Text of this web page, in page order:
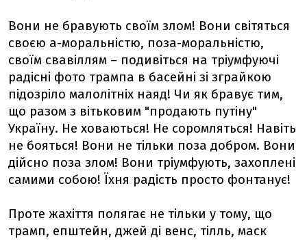
Вони не бравують своїм злом! Вони світяться
своєю а-моральністю, поза-моральністю,
своїм свавіллям – подивіться на тріумфуючі
радісні фото трампа в басейні зі зграйкою
підозріло малолітніх наяд! Чи як бравує тим,
що разом з вітьковим "продають путіну"
Україну. Не ховаються! Не соромляться! Навіть
не бояться! Вони не тільки поза добром. Вони
дійсно поза злом! Вони тріумфують, захоплені
самими собою! Їхня радість просто фонтанує!
Проте жахіття полягає не тільки у тому, що
трамп, епштейн, джей ді венс, тілль, маск